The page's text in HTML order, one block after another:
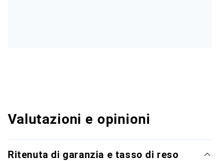
Valutazioni e opinioni
Ritenuta di garanzia e tasso di reso